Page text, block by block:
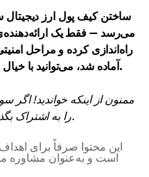
ساختن کیف پول ارز
می‌رسد — فقط یک
راه‌اندازی کرده و مراحل
آماده شد، می‌توانید با خیال راحت کریپتوی خود را مدیریت کنید.
ممنون از اینکه خواندید! اگر
را به اشتراک بگذارید، خوشحال می‌شویم نظر بدهید.
این محتوا صرفاً برای
است و به‌عنوان مشاوره